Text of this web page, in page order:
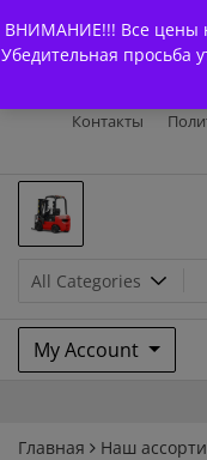
ВНИМАНИЕ!!! Все цены
Убедительная просьба
to
content
Контакты
My Account
Главная Наш